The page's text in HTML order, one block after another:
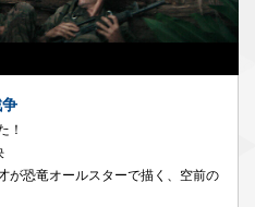
！
が恐竜オールスターで描く、空前の